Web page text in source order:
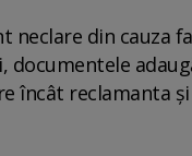
neclare din cauza
documentele
încât reclamanta